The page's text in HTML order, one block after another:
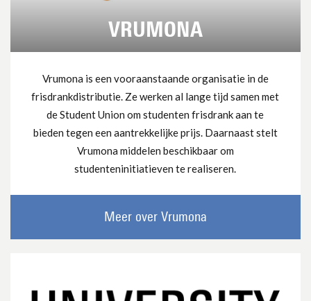
VRUMONA
Vrumona is een vooraanstaande organisatie in de
frisdrankdistributie. Ze werken al lange tijd samen met
de Student Union om studenten frisdrank aan te
bieden tegen een aantrekkelijke prijs. Daarnaast stelt
Vrumona middelen beschikbaar om
studenteninitiatieven te realiseren.
Meer over Vrumona